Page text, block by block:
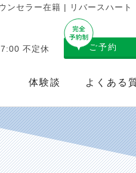
ンセラー在籍 | リバースハート
ご予約
不定休
体験談 よくある